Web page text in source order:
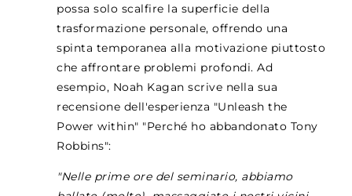
possa solo scalfire la superficie della
trasformazione personale, offrendo una
spinta temporanea alla motivazione piuttosto
che affrontare problemi profondi. Ad
esempio, Noah Kagan scrive nella sua
recensione dell'esperienza "Unleash the
Power within" "Perché ho abbandonato Tony
Robbins":
"Nelle prime ore del seminario, abbiamo